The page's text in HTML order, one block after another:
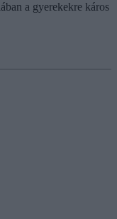
a gyerekekre káros